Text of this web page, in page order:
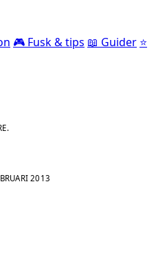
🎮 Fusk & tips 📖 Guider ⭐
2013